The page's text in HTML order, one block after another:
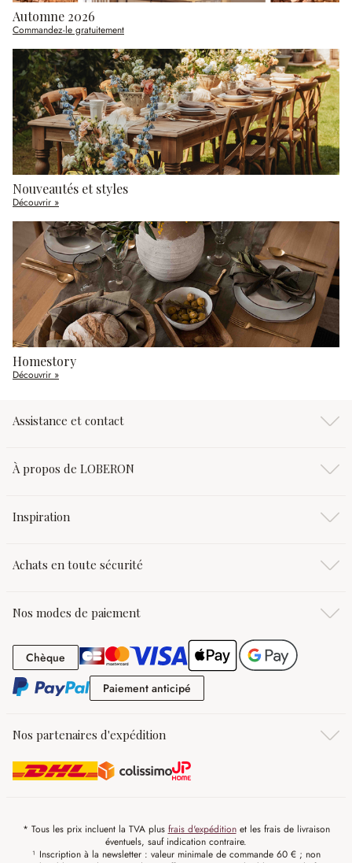
Automne 2026
Commandez-le gratuitement
Nouveautés et styles
Découvrir »
Homestory
Découvrir »
Assistance et contact
À propos de LOBERON
Inspiration
Achats en toute sécurité
Nos modes de paiement
Chèque Chèque
Paiement anticipé
Nos partenaires d'expédition
* Tous les prix incluent la TVA plus frais d'expéditionet les frais de livraison
éventuels, sauf indication contraire.
¹ Inscription à la newsletter : valeur minimale de commande 60 € ; non